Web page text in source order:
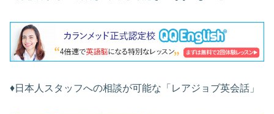
♦︎日本人スタッフへの相談が可能な「レアジョブ英会話」